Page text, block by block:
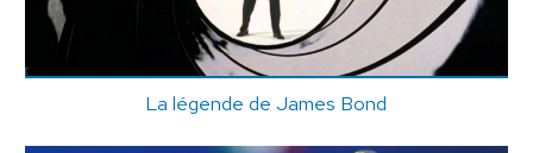
La légende de James Bond